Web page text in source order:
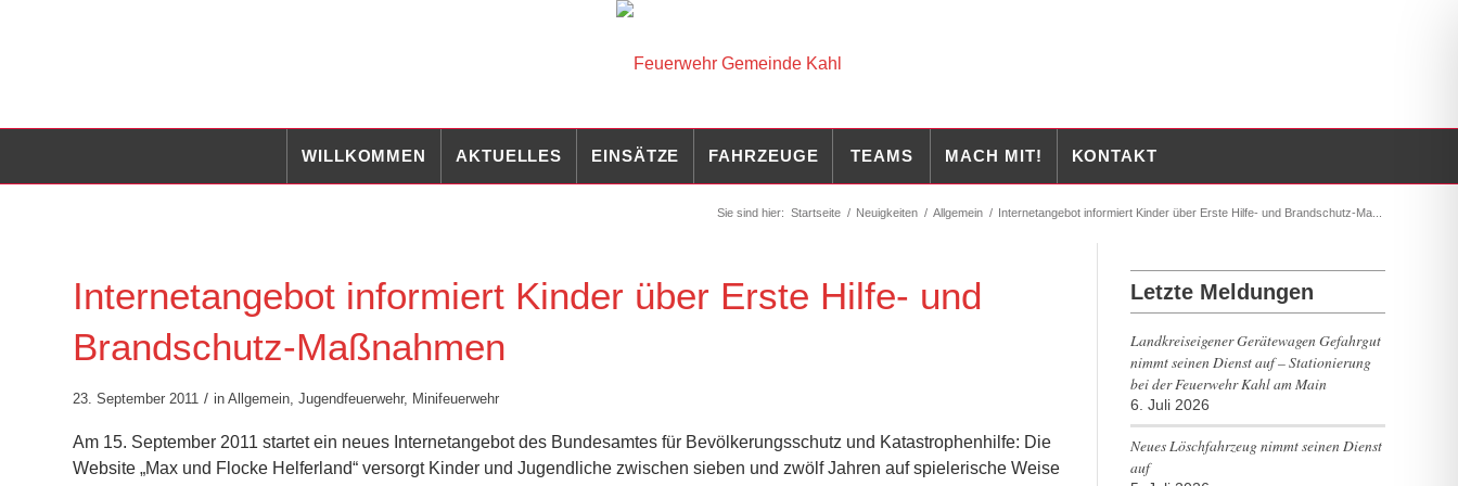
WILLKOMMEN AKTUELLES EINSÄTZE FAHRZEUGE TEAMS MACH MIT! KONTAKT
Sie sind hier: Startseite / Neuigkeiten / Allgemein / Internetangebot informiert Kinder über Erste Hilfe- und Brandschutz-Ma...
Internetangebot informiert Kinder über Erste Hilfe- und
Brandschutz-Maßnahmen
23. September 2011 / in Allgemein, Jugendfeuerwehr, Minifeuerwehr
Am 15. September 2011 startet ein neues Internetangebot des Bundesamtes für Bevölkerungsschutz und Katastrophenhilfe: Die
Website „Max und Flocke Helferland“ versorgt Kinder und Jugendliche zwischen sieben und zwölf Jahren auf spielerische Weise
Letzte Meldungen
Landkreiseigener Gerätewagen Gefahrgut
nimmt seinen Dienst auf – Stationierung
bei der Feuerwehr Kahl am Main
6. Juli 2026
Neues Löschfahrzeug nimmt seinen Dienst
auf